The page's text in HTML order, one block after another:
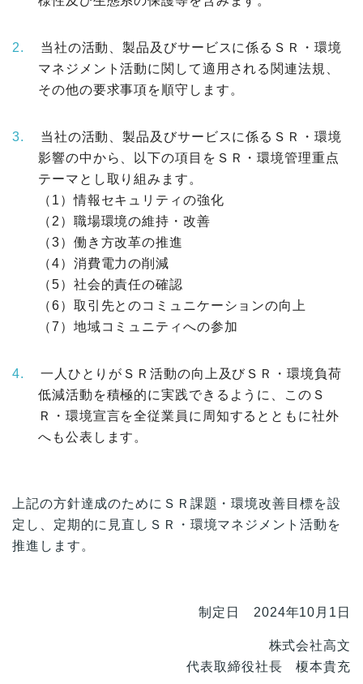
当社の活動、製品及びサービスに係るＳＲ・環境
マネジメント活動に関して適用される関連法規、
その他の要求事項を順守します。
当社の活動、製品及びサービスに係るＳＲ・環境
影響の中から、以下の項目をＳＲ・環境管理重点
テーマとし取り組みます。
（1）情報セキュリティの強化
（2）職場環境の維持・改善
（3）働き方改革の推進
（4）消費電力の削減
（5）社会的責任の確認
（6）取引先とのコミュニケーションの向上
（7）地域コミュニティへの参加
一人ひとりがＳＲ活動の向上及びＳＲ・環境負荷
低減活動を積極的に実践できるように、このＳ
Ｒ・環境宣言を全従業員に周知するとともに社外
へも公表します。
上記の方針達成のためにＳＲ課題・環境改善目標を設
定し、定期的に見直しＳＲ・環境マネジメント活動を
推進します。
制定日 2024年10月1日
株式会社高文
代表取締役社長 榎本貴充